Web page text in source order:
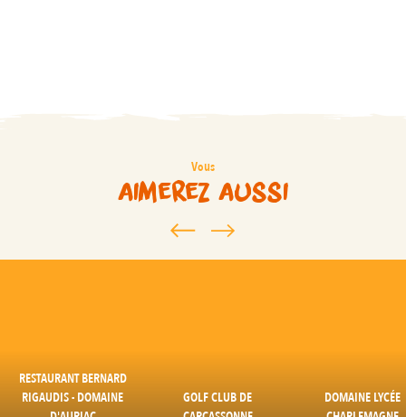
Vous
aimerez aussi
RESTAURANT BERNARD
RIGAUDIS - DOMAINE
GOLF CLUB DE
DOMAINE LYCÉE